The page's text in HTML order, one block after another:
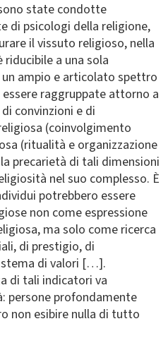
state condotte
di psicologi della religione,
il vissuto religioso, nella
riducibile a una sola
ampio e articolato spettro
raggruppate attorno a
convinzioni e di
(coinvolgimento
(ritualità e organizzazione
precarietà di tali dimensioni
nel suo complesso. È
potrebbero essere
non come espressione
ma solo come ricerca
di prestigio, di
di valori […].
di tali indicatori va
persone profondamente
non esibire nulla di tutto